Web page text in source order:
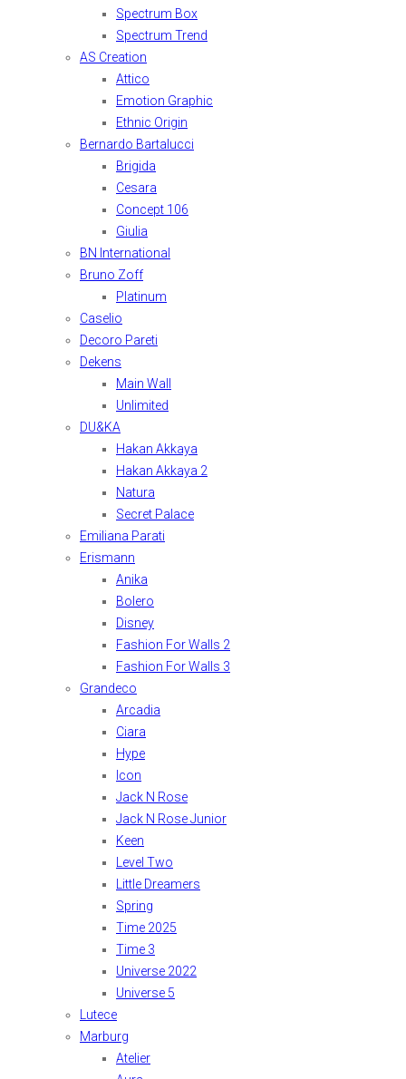
Spectrum Box
Spectrum Trend
AS Creation
Attico
Emotion Graphic
Ethnic Origin
Bernardo Bartalucci
Brigida
Cesara
Concept 106
Giulia
BN International
Bruno Zoff
Platinum
Caselio
Decoro Pareti
Dekens
Main Wall
Unlimited
DU&KA
Hakan Akkaya
Hakan Akkaya 2
Natura
Secret Palace
Emiliana Parati
Erismann
Anika
Bolero
Disney
Fashion For Walls 2
Fashion For Walls 3
Grandeco
Arcadia
Ciara
Hype
Icon
Jack N Rose
Jack N Rose Junior
Keen
Level Two
Little Dreamers
Spring
Time 2025
Time 3
Universe 2022
Universe 5
Lutece
Marburg
Atelier